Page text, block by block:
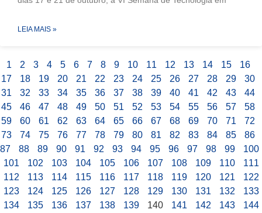
LEIA MAIS »
1 2 3 4 5 6 7 8 9 10 11 12 13 14 15
16
17
18 19 20 21 22 23 24 25 26 27 28 29
30
31
32 33 34 35 36 37 38 39 40 41 42 43
44
45
46 47 48 49 50 51 52 53 54 55 56 57
58
59
60 61 62 63 64 65 66 67 68 69 70 71
72
73
74 75 76 77 78 79 80 81 82 83 84 85
86
87
88 89 90 91 92 93 94 95 96 97 98 99
100
101
102 103 104 105 106 107 108 109 110
111
112
113 114 115 116 117 118 119 120 121
122
123
124 125 126 127 128 129 130 131 132
133
134
135 136 137 138 139 140 141 142 143
144